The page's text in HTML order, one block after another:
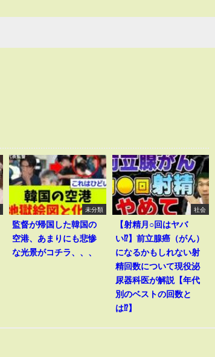
未分類
監督が帰国した韓国の
空港、あまりにも悲惨
な光景がコチラ、、、
社会
【射精月○回はヤバ
い⁉︎】前立腺癌（がん）
になるかもしれない射
精回数について現役泌
尿器科医が解説【年代
別のベストの回数と
は⁉︎】